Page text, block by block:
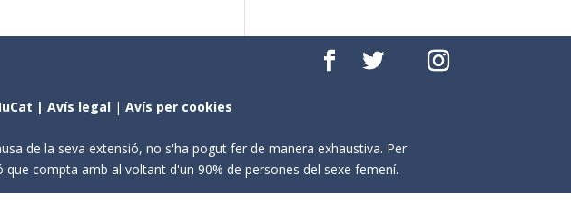
|Avís legal |Avís per cookies
de la seva extensió, no s'ha pogut fer de manera exhaustiva. Per
compta amb al voltant d'un 90% de persones del sexe femení.